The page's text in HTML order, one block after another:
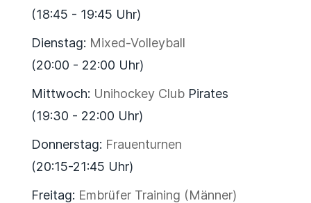
(18:45 - 19:45 Uhr)
Dienstag: Mixed-Volleyball
(20:00 - 22:00 Uhr)
Mittwoch: Unihockey ClubPirates
(19:30 - 22:00 Uhr)
Donnerstag: Frauenturnen
(20:15-21:45 Uhr)
Freitag: Embrüfer Training (Männer)